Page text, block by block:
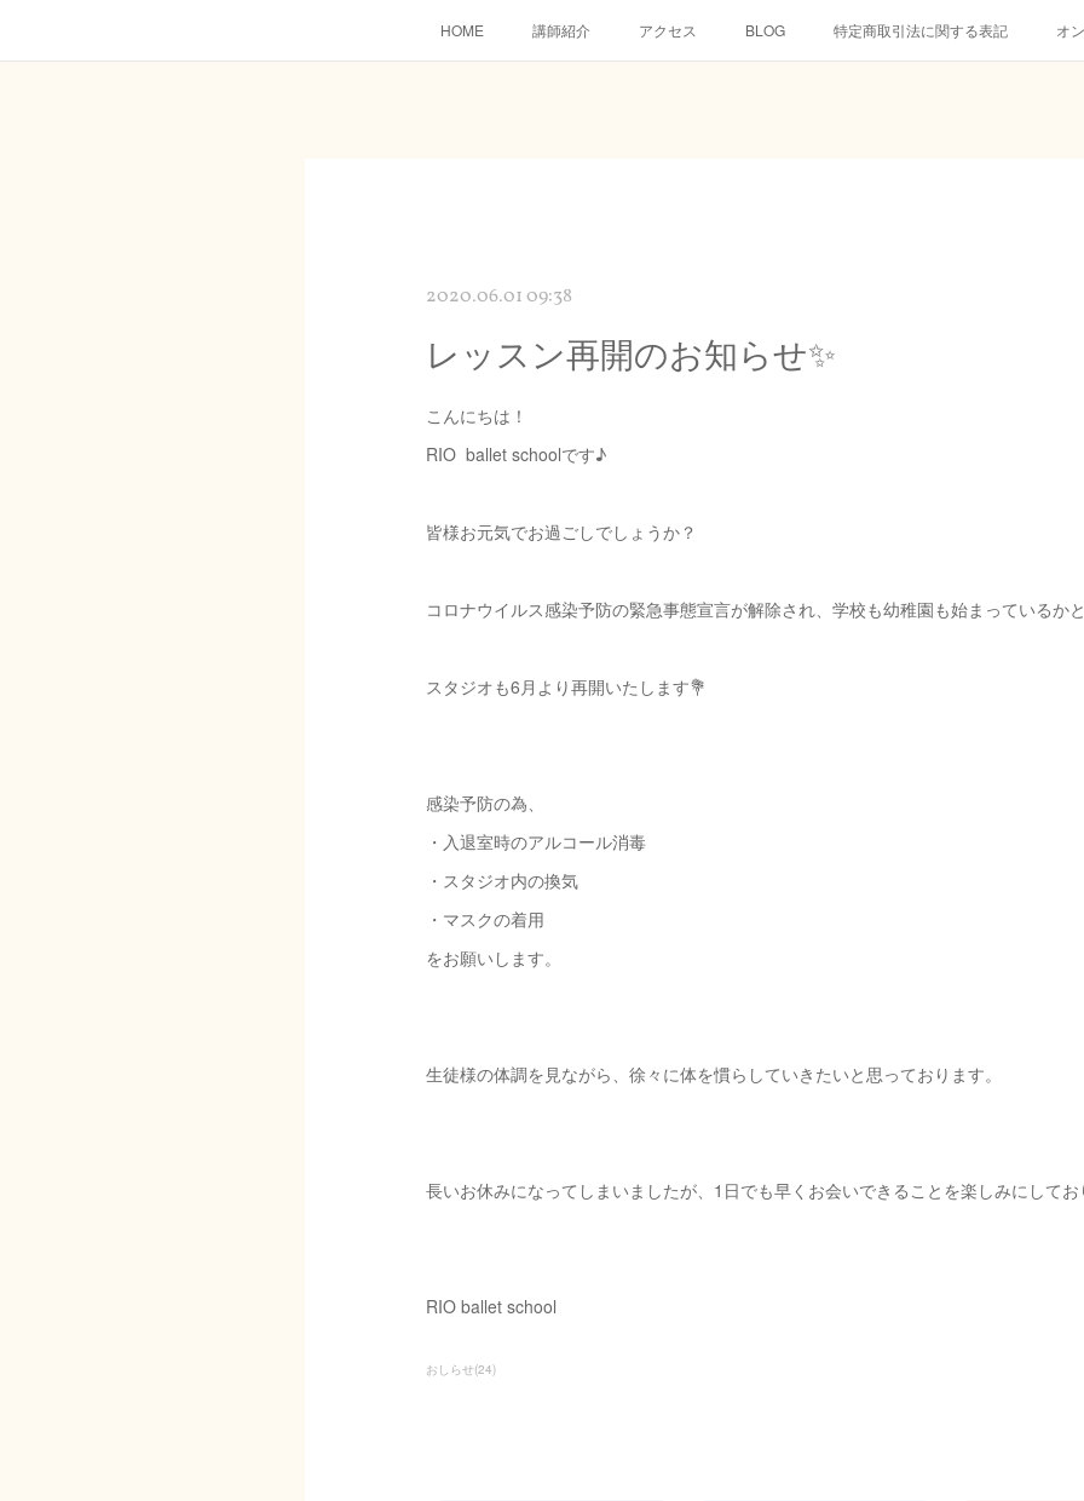
HOME 講師紹介 アクセス BLOG 特定商取引法に関する表記 オ
2020.06.01 09:38
レッスン再開のお知らせ✨
こんにちは！
RIO ballet schoolです♪
皆様お元気でお過ごしでしょうか？
コロナウイルス感染予防の緊急事態宣言が解除され、学校も幼稚園も始まっているか
スタジオも6月より再開いたします💐
感染予防の為、
・入退室時のアルコール消毒
・スタジオ内の換気
・マスクの着用
をお願いします。
生徒様の体調を見ながら、徐々に体を慣らしていきたいと思っております。
長いお休みになってしまいましたが、1日でも早くお会いできることを楽しみにしてお
RIO ballet school
おしらせ(24)